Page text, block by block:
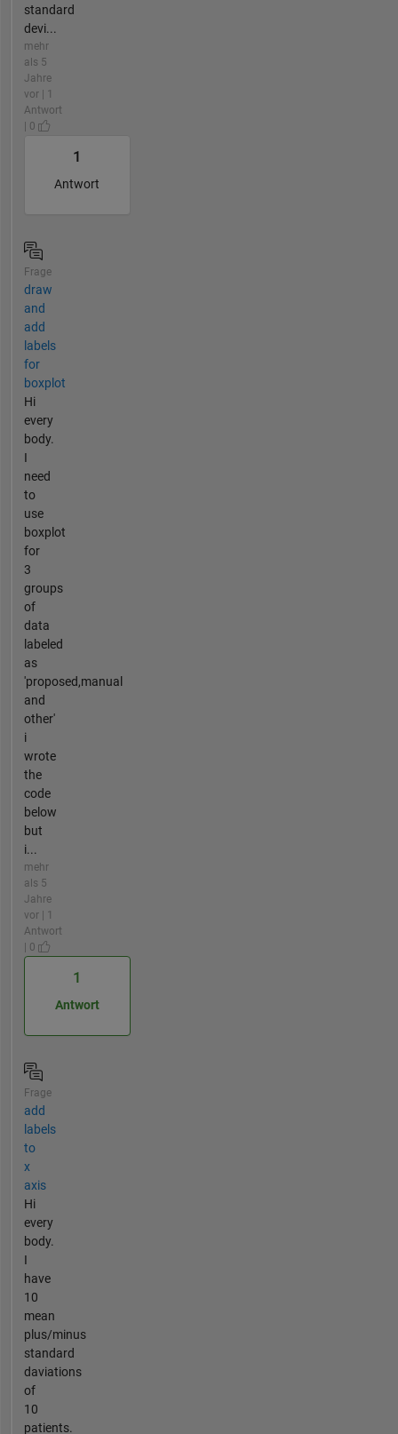
standard
devi...
mehr
als 5
Jahre
vor | 1
Antwort
| 0
1
Antwort
Frage
draw
and
add
labels
for
boxplot
Hi
every
body.
I
need
to
use
boxplot
for
3
groups
of
data
labeled
as
'proposed,manual
and
other'
i
wrote
the
code
below
but
i...
mehr
als 5
Jahre
vor | 1
Antwort
| 0
1
Antwort
Frage
add
labels
to
x
axis
Hi
every
body.
I
have
10
mean
plus/minus
standard
daviations
of
10
patients.